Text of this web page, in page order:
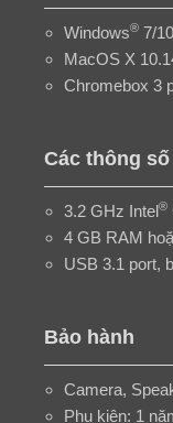
Windows® 7/
MacOS X
Chromebox 3
Các thông
3.2 GHz Intel®
4 GB RAM
USB 3.1 port,
Bảo hành
Camera,
Phụ kiện: 1